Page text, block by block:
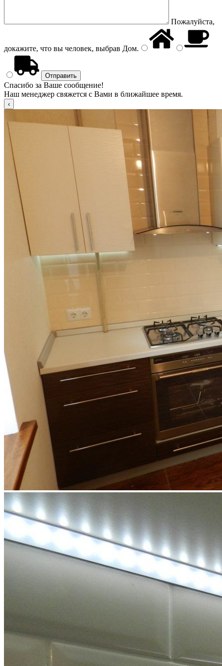
Пожалуйста,
докажите, что вы человек, выбрав Дом.
Спасибо за Ваше сообщение!
Наш менеджер свяжется с Вами в ближайшее время.